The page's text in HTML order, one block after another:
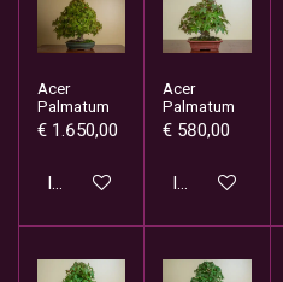
Acer
Palmatum
€ 1.650,00
In winkelwagen
Acer
Palmatum
€ 580,00
In winkelwagen